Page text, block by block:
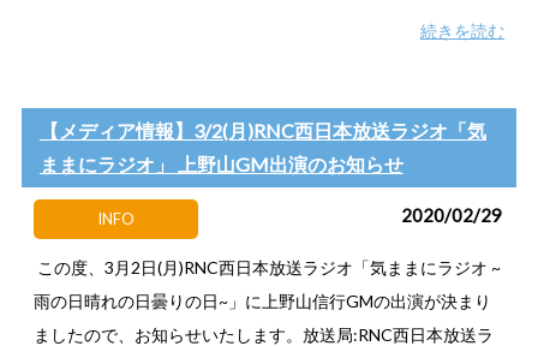
続きを読む
【メディア情報】3/2(月)RNC西日本放送ラジオ「気
ままにラジオ」 上野山GM出演のお知らせ
INFO 2020/02/29
この度、3月2日(月)RNC西日本放送ラジオ「気ままにラジオ ~
雨の日晴れの日曇りの日~」に上野山信行GMの出演が決まり
ましたので、お知らせいたします。放送局:RNC西日本放送ラ